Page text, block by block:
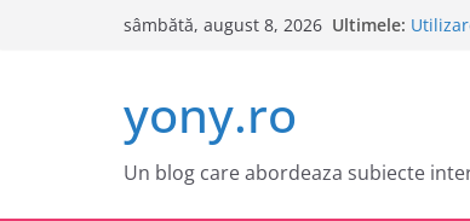
sâmbătă, august 8, 2026 Ultimele:
yony.ro
Un blog care abordeaza subiecte